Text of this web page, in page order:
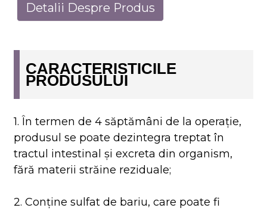
Detalii Despre Produs
CARACTERISTICILE
PRODUSULUI
1. În termen de 4 săptămâni de la operație,
produsul se poate dezintegra treptat în
tractul intestinal și excreta din organism,
fără materii străine reziduale;
2. Conține sulfat de bariu, care poate fi